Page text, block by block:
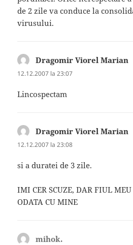
de 2 zile va conduce la
virusului.
Dragomir Viorel Marian
12.12.2007 la 23:07
Lincospectam
Dragomir Viorel Marian
12.12.2007 la 23:08
si a duratei de 3 zile.
IMI CER SCUZE, DAR FIUL
ODATA CU MINE
mihok.